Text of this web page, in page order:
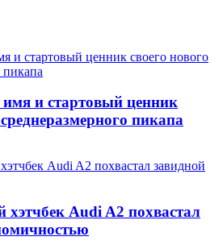
и стартовый ценник
пикапа
Audi A2 похвастал